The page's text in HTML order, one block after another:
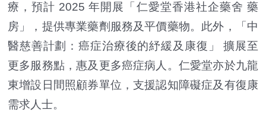
療，預計 2025 年開展「仁愛堂香港社企藥舍 藥
房」，提供專業藥劑服務及平價藥物。此外，「中
醫慈善計劃：癌症治療後的紓緩及康復」 擴展至
更多服務點，惠及更多癌症病人。仁愛堂亦於九龍
東增設日間照顧券單位，支援認知障礙症及有復康
需求人士。